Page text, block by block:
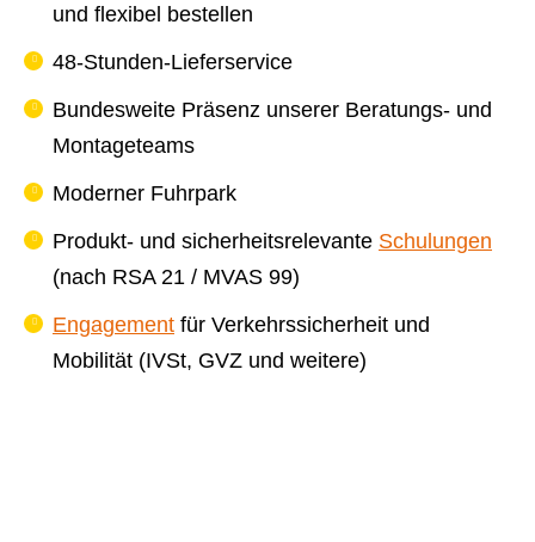
und flexibel bestellen
48-Stunden-Lieferservice
Bundesweite Präsenz unserer Beratungs- und
Montageteams
Moderner Fuhrpark
Produkt- und sicherheitsrelevante Schulungen
(nach RSA 21 / MVAS 99)
Engagement für Verkehrssicherheit und
Mobilität (IVSt, GVZ und weitere)